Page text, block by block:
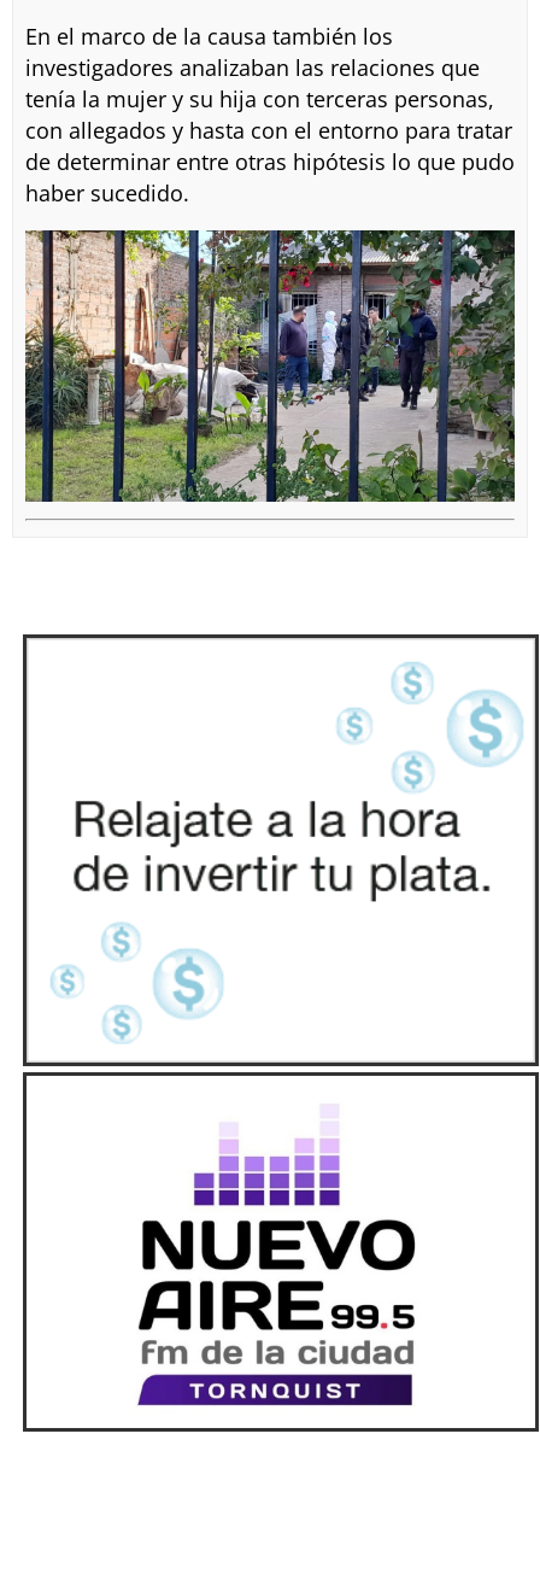
En el marco de la causa también los
investigadores analizaban las relaciones que
tenía la mujer y su hija con terceras personas,
con allegados y hasta con el entorno para tratar
de determinar entre otras hipótesis lo que pudo
haber sucedido.